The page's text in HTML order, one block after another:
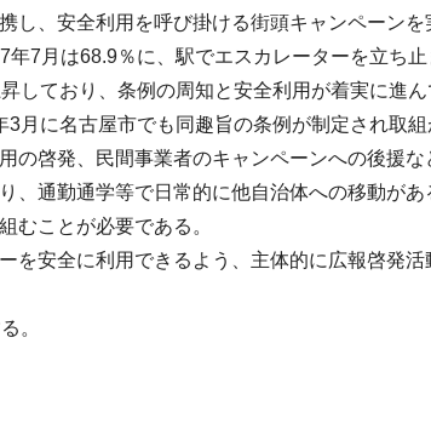
し、安全利用を呼び掛ける街頭キャンペーン
7月は68.9％に、駅でエスカレーターを立ち
しており、条例の周知と安全利用が着実に進ん
月に名古屋市でも同趣旨の条例が制定され取
啓発、民間事業者のキャンペーンへの後援な
、通勤通学等で日常的に他自治体への移動が
むことが必要である。
を安全に利用できるよう、主体的に広報啓発
。